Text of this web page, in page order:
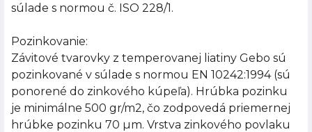
súlade s normou č. ISO 228/1.
Pozinkovanie:
Závitové tvarovky z temperovanej liatiny Gebo sú
pozinkované v súlade s normou EN 10242:1994 (sú
ponorené do zinkového kúpeľa). Hrúbka pozinku
je minimálne 500 gr/m2, čo zodpovedá priemernej
hrúbke pozinku 70 µm. Vrstva zinkového povlaku